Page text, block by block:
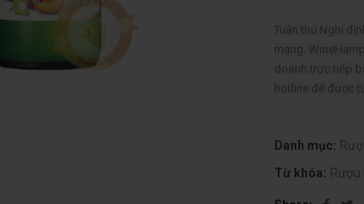
Tuân thủ Nghị
mạng.
doanh trực tiếp
hotline để được
Danh mục:
Từ khóa: Rượu